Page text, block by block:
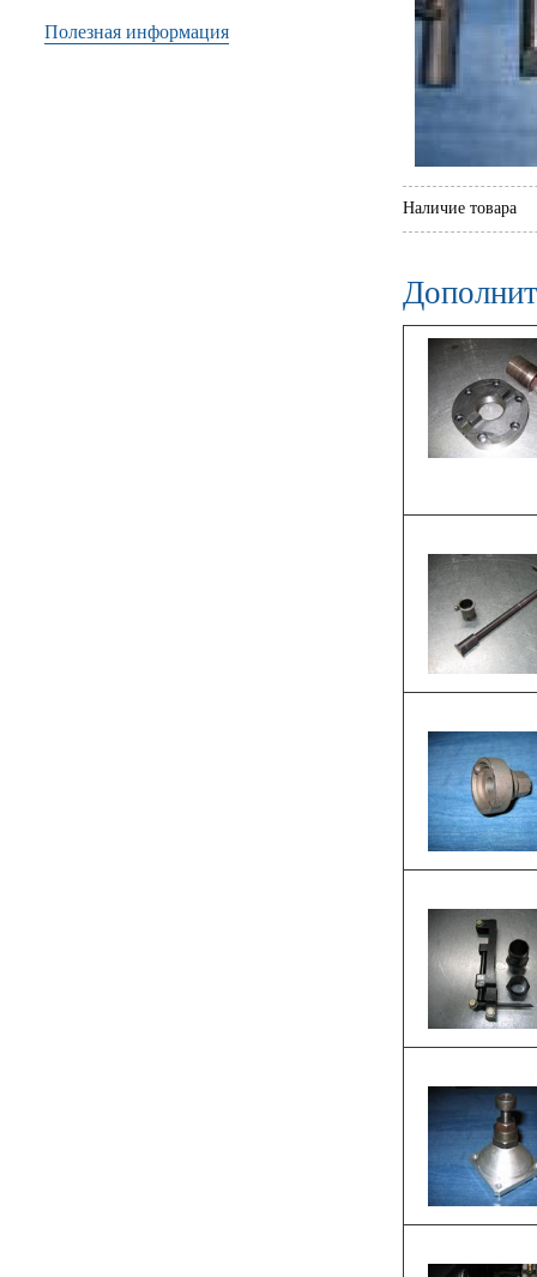
Полезная информация
Наличие товара